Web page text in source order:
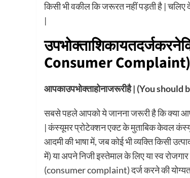
किसी भी वकील कि जरूरत नहीं पड़ती है |
|
उपभोक्ताशिकायतदर्जकरने
Consumer Complaint)
आपकाउपभोक्ताहोनाजरूरीहै| (You should
सबसे पहले आपको ये जानना जरूरी है कि क्या
| कंस्यूमर प्रोटेक्शन एक्ट के मुताबिक केवल
आदमी की भाषा में, जब कोई भी व्यक्ति किसी
में) या अपने निजी इस्तेमाल के लिए या स्व
(consumer complaint) दर्ज करने की